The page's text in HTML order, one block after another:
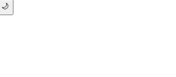
🌙